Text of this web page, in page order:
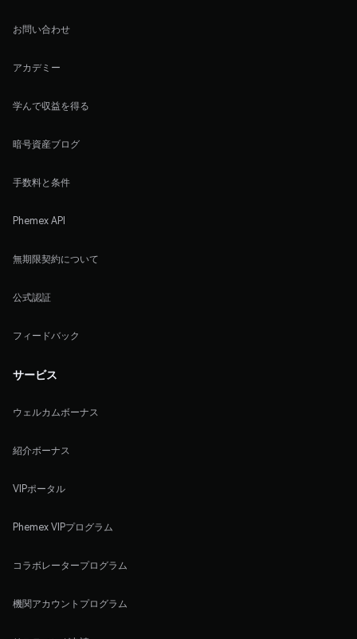
お問い合わせ
アカデミー
学んで収益を得る
暗号資産ブログ
手数料と条件
Phemex API
無期限契約について
公式認証
フィードバック
サービス
ウェルカムボーナス
紹介ボーナス
VIPポータル
Phemex VIPプログラム
コラボレータープログラム
機関アカウントプログラム